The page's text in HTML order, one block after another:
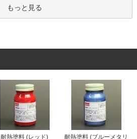
もっと見る
耐熱塗料 (レッド)
耐熱塗料 (ブルーメタリ